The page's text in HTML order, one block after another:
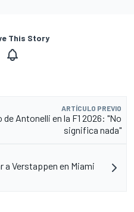
This Story
ARTÍCULO PREVIO
Antonelli en la F1 2026: "No
significa nada"
a Verstappen en Miami